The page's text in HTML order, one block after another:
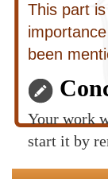
This part
been
Your work
start it by